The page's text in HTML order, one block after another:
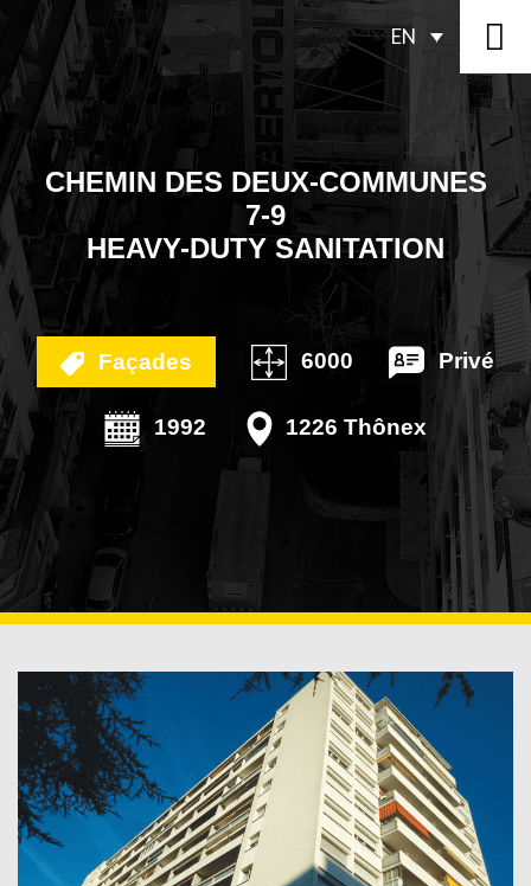
EN
CHEMIN DES DEUX-COMMUNES
7-9
HEAVY-DUTY SANITATION
Façades 6000 Privé
1992 1226 Thônex